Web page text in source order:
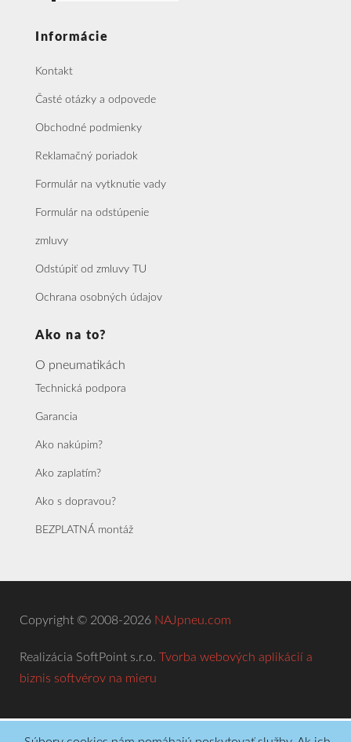
Informácie
Kontakt
Časté otázky a odpovede
Obchodné podmienky
Reklamačný poriadok
Formulár na vytknutie vady
Formulár na odstúpenie
zmluvy
Odstúpiť od zmluvy TU
Ochrana osobných údajov
Ako na to?
O pneumatikách
Technická podpora
Garancia
Ako nakúpim?
Ako zaplatím?
Ako s dopravou?
BEZPLATNÁ montáž
Copyright © 2008-2026 NAJpneu.com
Realizácia SoftPoint s.r.o. Tvorba webových aplikácií a
biznis softvérov na mieru